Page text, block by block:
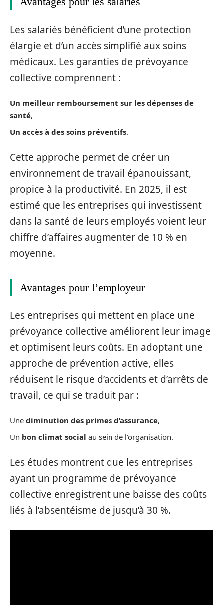
Les salariés bénéficient d’une protection
élargie et d’un accès simplifié aux soins
médicaux. Les garanties de prévoyance
collective comprennent :
Un meilleur remboursement sur les dépenses de
santé,
Un accès à des soins préventifs.
Cette approche permet de créer un
environnement de travail épanouissant,
propice à la productivité. En 2025, il est
estimé que les entreprises qui investissent
dans la santé de leurs employés voient leur
chiffre d’affaires augmenter de 10 % en
moyenne.
Avantages pour l’employeur
Les entreprises qui mettent en place une
prévoyance collective améliorent leur image
et optimisent leurs coûts. En adoptant une
approche de prévention active, elles
réduisent le risque d’accidents et d’arrêts de
travail, ce qui se traduit par :
Une diminution des primes d’assurance,
Un bon climat social au sein de l’organisation.
Les études montrent que les entreprises
ayant un programme de prévoyance
collective enregistrent une baisse des coûts
liés à l’absentéisme de jusqu’à 30 %.